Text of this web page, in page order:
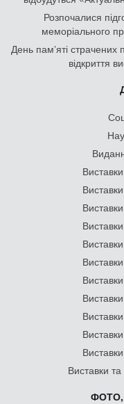
Розпочалися
меморіального
День памʼяті страчених
відкриття
Виставки
ФОТО,